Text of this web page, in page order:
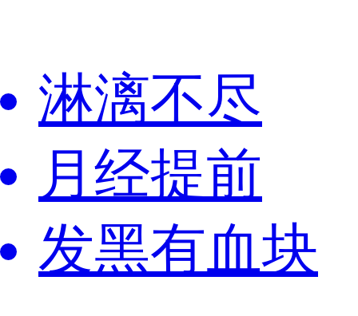
淋漓不尽
月经提前
发黑有血块